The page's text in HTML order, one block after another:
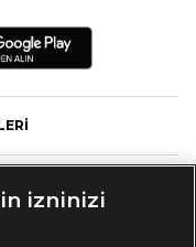
izninizi